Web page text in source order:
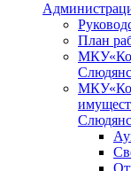
План